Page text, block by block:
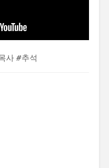
사 #추석